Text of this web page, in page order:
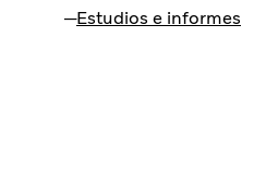
Estudios e informes